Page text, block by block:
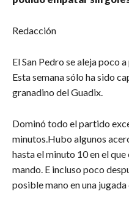
Redacción
El San Pedro se aleja poco
Esta semana sólo ha sido
granadino del Guadix.
Dominó todo el partido
minutos.Hubo algunos
hasta el minuto 10 en el
mando. E incluso poco
posible mano en una